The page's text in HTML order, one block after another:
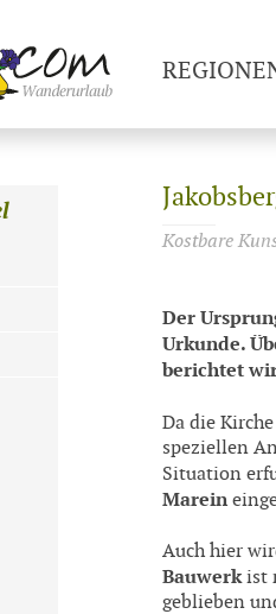
Kostbare
Der
Urkunde.
berichtet
Da die
speziellen
Situation
Marein
Auch hier
Bauwerkist
geblieben